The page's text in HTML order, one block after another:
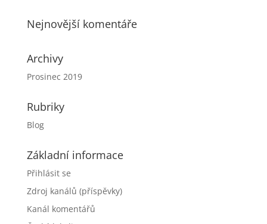
Nejnovější komentáře
Archivy
Prosinec 2019
Rubriky
Blog
Základní informace
Přihlásit se
Zdroj kanálů (příspěvky)
Kanál komentářů